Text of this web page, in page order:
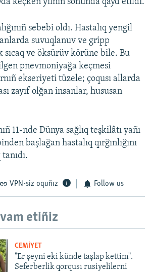
keçken yılnıñ soñunda qayd etildi.
sebebi oldı. Hastalıq yengil
suvuqlanuv ve gripp
ve öksürüv körüne bile. Bu
pnevmoniyağa keçmesi
ekseriyeti tüzele; çoqusı allarda
zayıf olğan insanlar, hususan
11-nde Dünya sağlıq teşkilâtı yañı
başlağan hastalıq qırğınlığını
VPN-siz oquñız Follow us
etiñiz
CEMİYET
"Er şeyni eki künde taşlap kettim".
Seferberlik qorqusı rusiyelilerni